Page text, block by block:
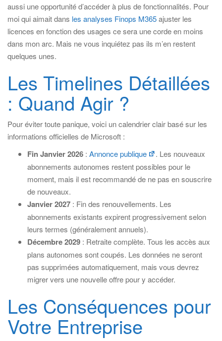
aussi une opportunité d’accéder à plus de fonctionnalités. Pour
moi qui aimait dans les analyses Finops M365ajuster les
licences en fonction des usages ce sera une corde en moins
dans mon arc. Mais ne vous inquiétez pas ils m’en restent
quelques unes.
Les Timelines Détaillées
: Quand Agir ?
Pour éviter toute panique, voici un calendrier clair basé sur les
informations officielles de Microsoft :
Fin Janvier 2026 : Annonce publique
. Les nouveaux
abonnements autonomes restent possibles pour le
moment, mais il est recommandé de ne pas en souscrire
de nouveaux.
Janvier 2027 : Fin des renouvellements. Les
abonnements existants expirent progressivement selon
leurs termes (généralement annuels).
Décembre 2029 : Retraite complète. Tous les accès aux
plans autonomes sont coupés. Les données ne seront
pas supprimées automatiquement, mais vous devrez
migrer vers une nouvelle offre pour y accéder.
Les Conséquences pour
Votre Entreprise